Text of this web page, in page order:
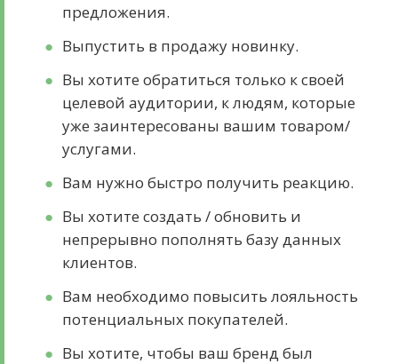
предложения.
Выпустить в продажу новинку.
Вы хотите обратиться только к своей
целевой аудитории, к людям, которые
уже заинтересованы вашим товаром/
услугами.
Вам нужно быстро получить реакцию.
Вы хотите создать / обновить и
непрерывно пополнять базу данных
клиентов.
Вам необходимо повысить лояльность
потенциальных покупателей.
Вы хотите, чтобы ваш бренд был